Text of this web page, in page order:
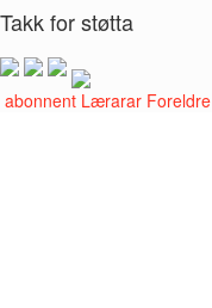
Takk for støtta
abonnent Lærarar Foreldre